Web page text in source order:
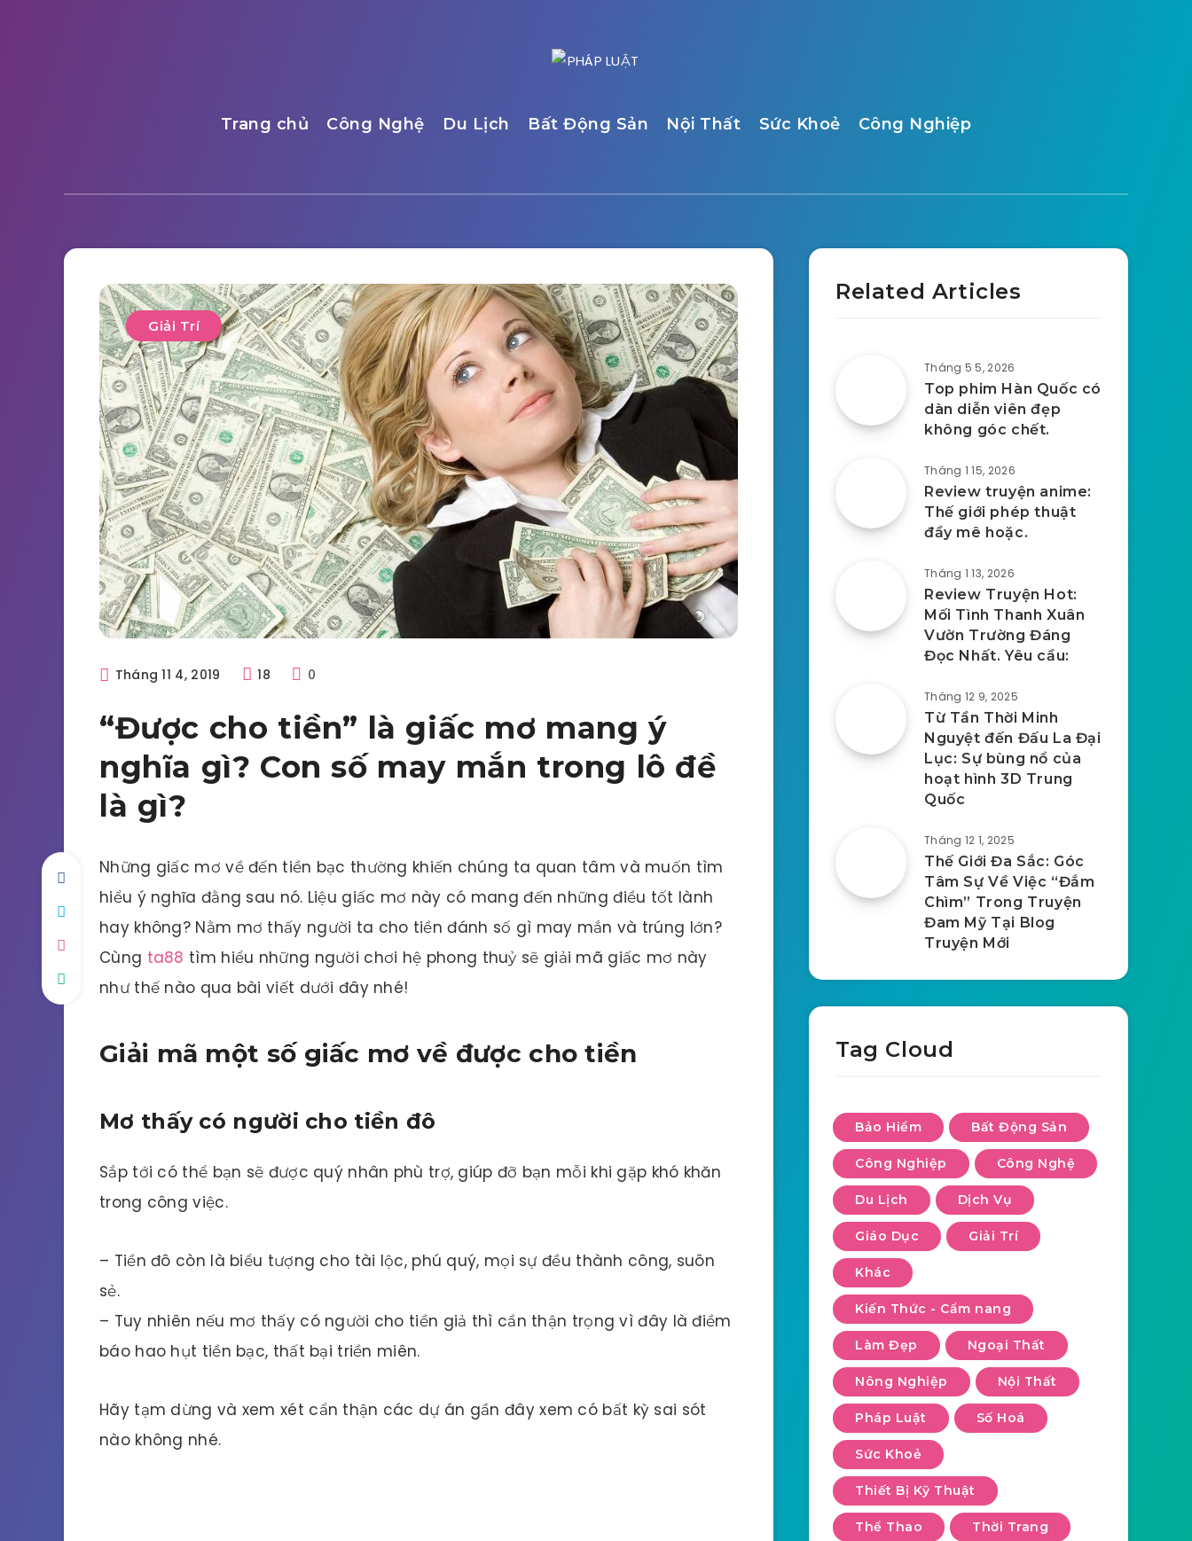
Trang chủ Công Nghệ Du Lịch Bất Động Sản Nội Thất Sức Khoẻ Công Nghiệp
Giải Trí
Tháng 11 4, 2019 18 0
“Được cho tiền” là giấc mơ mang ý
nghĩa gì? Con số may mắn trong lô đề
là gì?
Những giấc mơ về đến tiền bạc thường khiến chúng ta quan tâm và muốn tìm
hiểu ý nghĩa đằng sau nó. Liệu giấc mơ này có mang đến những điều tốt lành
hay không? Nằm mơ thấy người ta cho tiền đánh số gì may mắn và trúng lớn?
Cùng ta88 tìm hiểu những người chơi hệ phong thuỷ sẽ giải mã giấc mơ này
như thế nào qua bài viết dưới đây nhé!
Giải mã một số giấc mơ về được cho tiền
Mơ thấy có người cho tiền đô
Sắp tới có thể bạn sẽ được quý nhân phù trợ, giúp đỡ bạn mỗi khi gặp khó khăn
trong công việc.
– Tiền đô còn là biểu tượng cho tài lộc, phú quý, mọi sự đều thành công, suôn
sẻ.
– Tuy nhiên nếu mơ thấy có người cho tiền giả thì cần thận trọng vì đây là điềm
báo hao hụt tiền bạc, thất bại triền miên.
Hãy tạm dừng và xem xét cẩn thận các dự án gần đây xem có bất kỳ sai sót
nào không nhé.
Related Articles
Tháng 5 5, 2026
Top phim Hàn Quốc có
dàn diễn viên đẹp
không góc chết.
Tháng 1 15, 2026
Review truyện anime:
Thế giới phép thuật
đầy mê hoặc.
Tháng 1 13, 2026
Review Truyện Hot:
Mối Tình Thanh Xuân
Vườn Trường Đáng
Đọc Nhất. Yêu cầu:
Tháng 12 9, 2025
Từ Tần Thời Minh
Nguyệt đến Đấu La Đại
Lục: Sự bùng nổ của
hoạt hình 3D Trung
Quốc
Tháng 12 1, 2025
Thế Giới Đa Sắc: Góc
Tâm Sự Về Việc “Đắm
Chìm” Trong Truyện
Đam Mỹ Tại Blog
Truyện Mới
Tag Cloud
Bảo Hiểm Bất Động Sản
Công Nghiệp Công Nghệ
Du Lịch Dịch Vụ
Giáo Dục Giải Trí
Khác
Kiến Thức - Cẩm nang
Làm Đẹp Ngoại Thất
Nông Nghiệp Nội Thất
Pháp Luật Số Hoá
Sức Khoẻ
Thiết Bị Kỹ Thuật
Thể Thao Thời Trang